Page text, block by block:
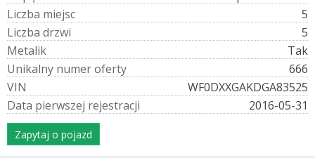
Liczba miejsc
5
Liczba drzwi
5
Metalik
Tak
Unikalny numeroferty
666
VIN
WF0DXXGAKDGA83525
Data pierwszej rejestracji 2016-05-31
Zapytaj o pojazd